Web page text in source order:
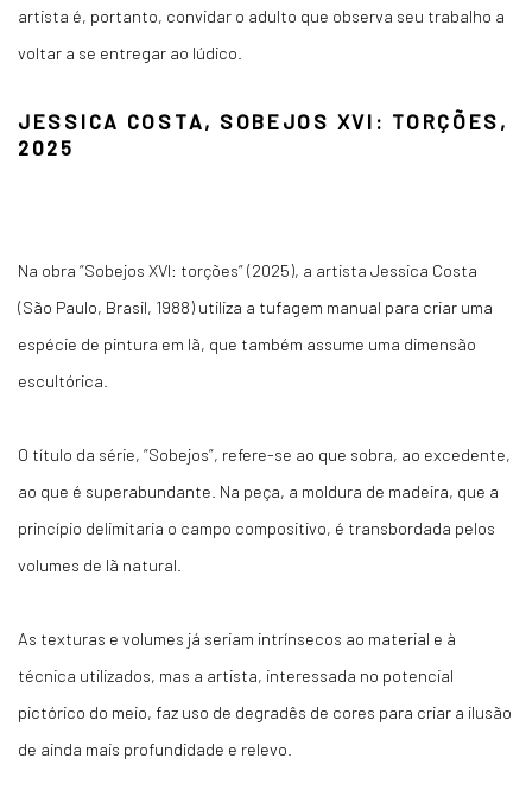
artista é, portanto, convidar o adulto que observa seu trabalho a
voltar a se entregar ao lúdico.
JESSICA COSTA, SOBEJOS XVI: TORÇÕES,
2025
Na obra “Sobejos XVI: torções” (2025), a artista Jessica Costa
(São Paulo, Brasil, 1988) utiliza a tufagem manual para criar uma
espécie de pintura em lã, que também assume uma dimensão
escultórica.
O título da série, “Sobejos”, refere-se ao que sobra, ao excedente,
ao que é superabundante. Na peça, a moldura de madeira, que a
princípio delimitaria o campo compositivo, é transbordada pelos
volumes de lã natural.
As texturas e volumes já seriam intrínsecos ao material e à
técnica utilizados, mas a artista, interessada no potencial
pictórico do meio, faz uso de degradês de cores para criar a ilusão
de ainda mais profundidade e relevo.